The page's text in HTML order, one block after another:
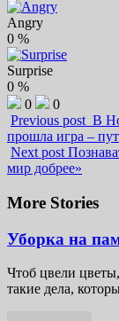
Angry
0 %
Surprise
0 %
0
0
Previous post В
прошла игра –
Next post
мир добрее»
More Stories
Уборка на
Чтоб цвели
такие дела,